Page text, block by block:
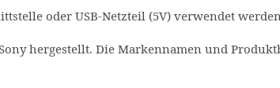
oder USB-Netzteil (5V) verwendet
hergestellt. Die Markennamen und